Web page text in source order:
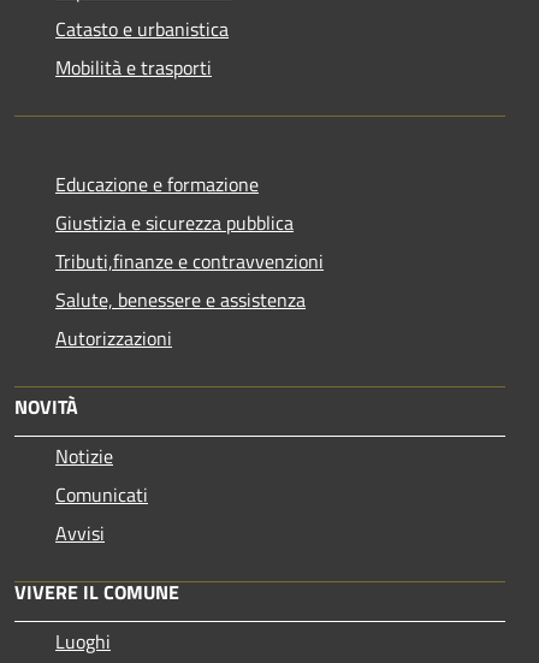
Catasto e urbanistica
Mobilità e trasporti
Educazione e formazione
Giustizia e sicurezza pubblica
Tributi,finanze e contravvenzioni
Salute, benessere e assistenza
Autorizzazioni
NOVITÀ
Notizie
Comunicati
Avvisi
VIVERE IL COMUNE
Luoghi